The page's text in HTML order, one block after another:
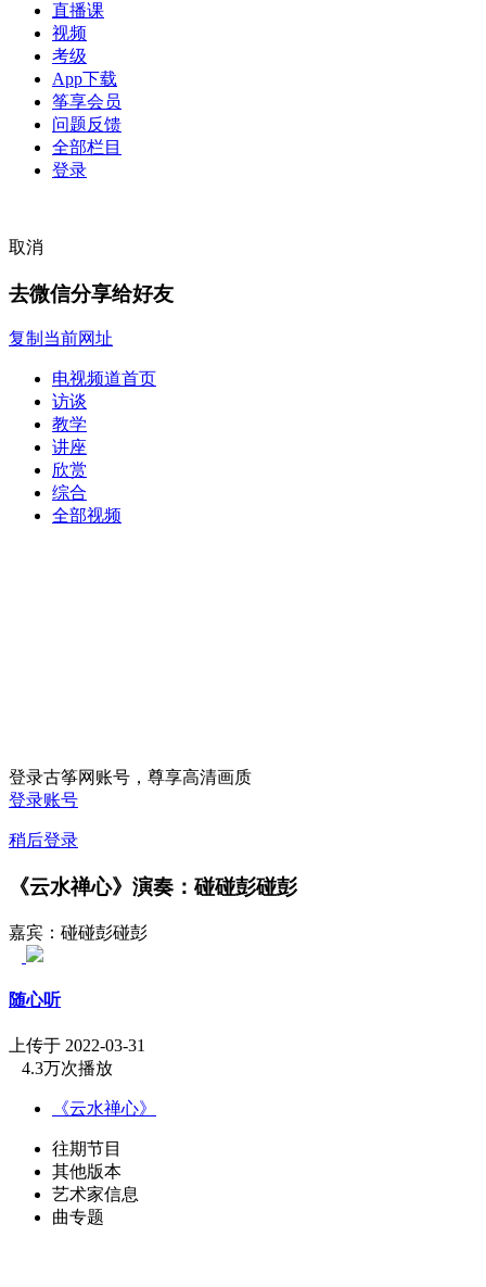
直播课
视频
考级
App下载
筝享会员
问题反馈
全部栏目
登录
取消
去微信分享给好友
复制当前网址
电视频道首页
访谈
教学
讲座
欣赏
综合
全部视频
登录古筝网账号，尊享高清画质
登录账号
稍后登录
《云水禅心》演奏：碰碰彭碰彭
嘉宾：碰碰彭碰彭
随心听
上传于 2022-03-31
4.3万次播放
《云水禅心》
往期节目
其他版本
艺术家信息
曲专题